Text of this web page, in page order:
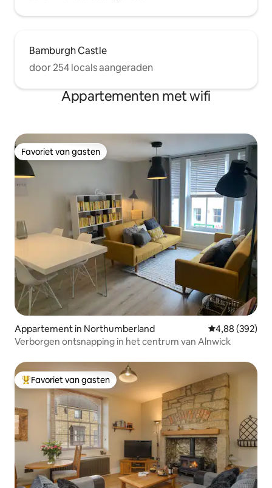
Bamburgh Castle
door 254 locals aangeraden
Appartementen met wifi
Favoriet van gasten
Favoriet van gasten
Appartement in Northumberland Gemiddelde
4,88 (392)
Verborgen ontsnapping in het centrum van Alnwick
Topfavoriet van gasten
Favoriet van gasten